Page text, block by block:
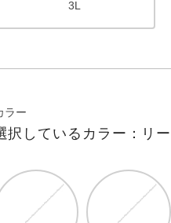
3L
ラー
択しているカラー：リ